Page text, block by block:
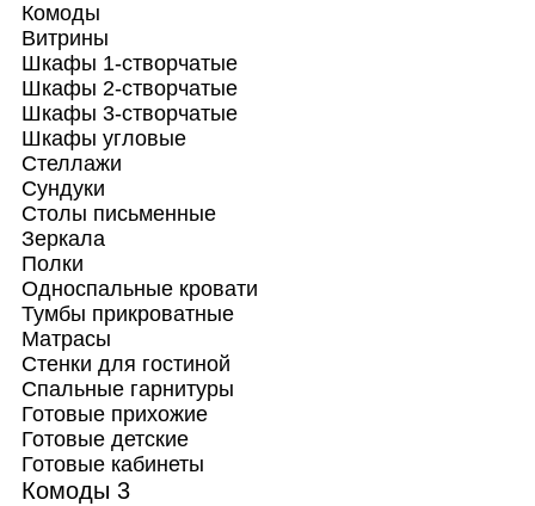
Комоды
Витрины
Шкафы 1-створчатые
Шкафы 2-створчатые
Шкафы 3-створчатые
Шкафы угловые
Стеллажи
Сундуки
Столы письменные
Зеркала
Полки
Односпальные кровати
Тумбы прикроватные
Матрасы
Стенки для гостиной
Спальные гарнитуры
Готовые прихожие
Готовые детские
Готовые кабинеты
Комоды 3